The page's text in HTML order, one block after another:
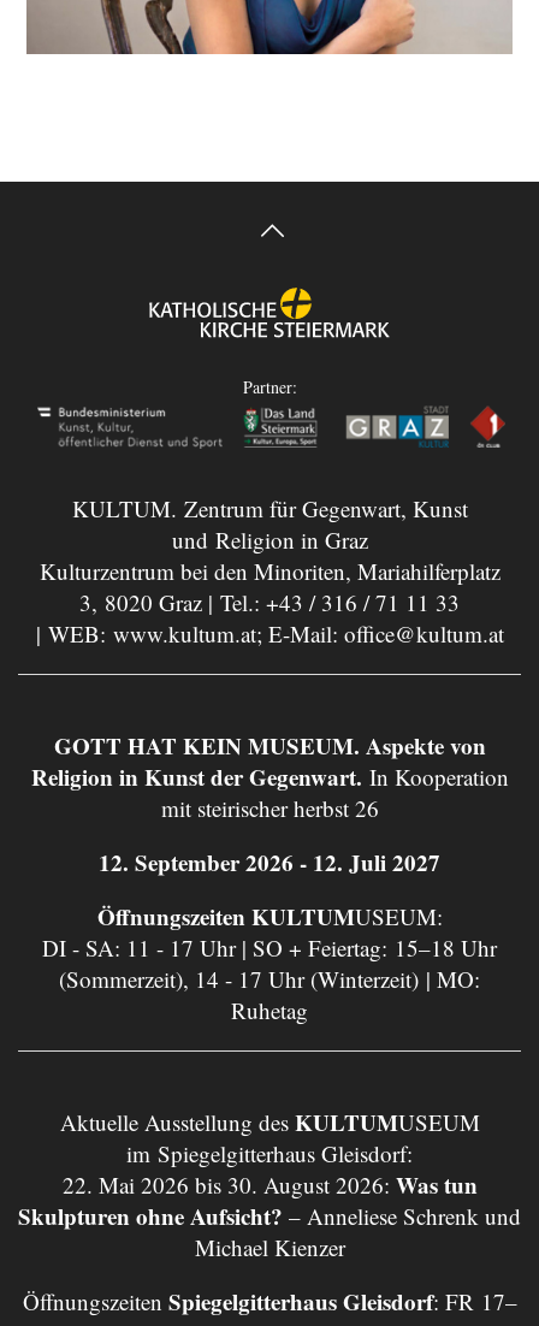
Partner:
KULTUM. Zentrum für Gegenwart, Kunst
und Religion in Graz
Kulturzentrum bei den Minoriten, Mariahilferplatz
3, 8020 Graz | Tel.: +43 / 316 / 71 11 33
| WEB: www.kultum.at; E-Mail: office@kultum.at
GOTT HAT KEIN MUSEUM. Aspekte von
Religion in Kunst der Gegenwart. In Kooperation
mit steirischer herbst 26
12. September 2026 - 12. Juli 2027
Öffnungszeiten KULTUMUSEUM:
DI - SA: 11 - 17 Uhr | SO + Feiertag: 15–18 Uhr
(Sommerzeit), 14 - 17 Uhr (Winterzeit) | MO:
Ruhetag
Aktuelle Ausstellung des KULTUMUSEUM
im Spiegelgitterhaus Gleisdorf:
22. Mai 2026 bis 30. August 2026: Was tun
Skulpturen ohne Aufsicht? – Anneliese Schrenk und
Michael Kienzer
Öffnungszeiten Spiegelgitterhaus Gleisdorf: FR 17–